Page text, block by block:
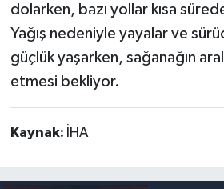
dolarken, bazı yollar kısa
Yağış nedeniyle yayalar ve
güçlük yaşarken, sağanağın
etmesi bekliyor.
Kaynak: İHA